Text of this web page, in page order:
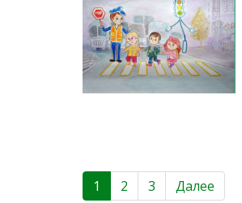
1 2 3 Далее